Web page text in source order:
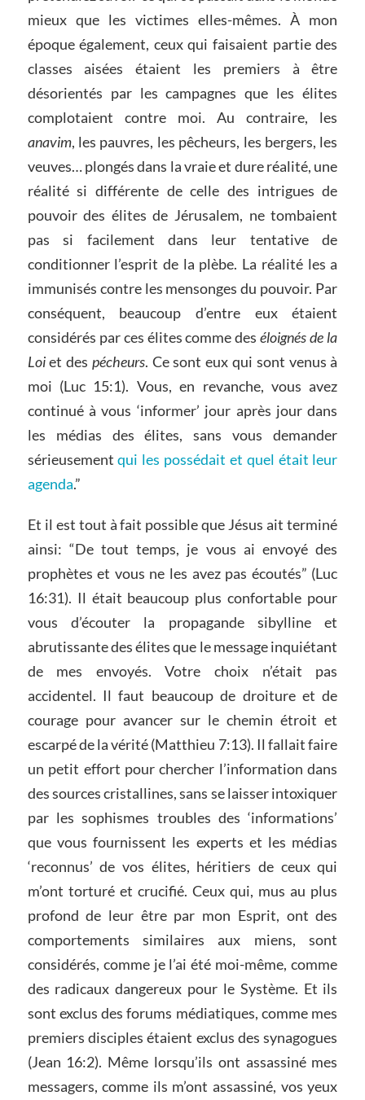
mieux que les victimes elles-mêmes. À mon
époque également, ceux qui faisaient partie des
classes aisées étaient les premiers à être
désorientés par les campagnes que les élites
complotaient contre moi. Au contraire, les
anavim, les pauvres, les pêcheurs, les bergers, les
veuves… plongés dans la vraie et dure réalité, une
réalité si différente de celle des intrigues de
pouvoir des élites de Jérusalem, ne tombaient
pas si facilement dans leur tentative de
conditionner l’esprit de la plèbe. La réalité les a
immunisés contre les mensonges du pouvoir. Par
conséquent, beaucoup d’entre eux étaient
considérés par ces élites comme deséloignés de la
Loiet des pécheurs. Ce sont eux qui sont venus à
moi (Luc 15:1). Vous, en revanche, vous avez
continué à vous ‘informer’ jour après jour dans
les médias des élites, sans vous demander
sérieusementqui les possédait et quel était leur
agenda.”
Et il est tout à fait possible que Jésus ait terminé
ainsi: “De tout temps, je vous ai envoyé des
prophètes et vous ne les avez pas écoutés” (Luc
16:31). Il était beaucoup plus confortable pour
vous d’écouter la propagande sibylline et
abrutissante des élites que le message inquiétant
de mes envoyés. Votre choix n’était pas
accidentel. Il faut beaucoup de droiture et de
courage pour avancer sur le chemin étroit et
escarpé de la vérité (Matthieu 7:13). Il fallait faire
un petit effort pour chercher l’information dans
des sources cristallines, sans se laisser intoxiquer
par les sophismes troubles des ‘informations’
que vous fournissent les experts et les médias
‘reconnus’ de vos élites, héritiers de ceux qui
m’ont torturé et crucifié. Ceux qui, mus au plus
profond de leur être par mon Esprit, ont des
comportements similaires aux miens, sont
considérés, comme je l’ai été moi-même, comme
des radicaux dangereux pour le Système. Et ils
sont exclus des forums médiatiques, comme mes
premiers disciples étaient exclus des synagogues
(Jean 16:2). Même lorsqu’ils ont assassiné mes
messagers, comme ils m’ont assassiné, vos yeux